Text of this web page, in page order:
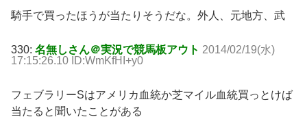
騎手で買ったほうが当たりそうだな。外人、元地方、武
330: 名無しさん＠実況で競馬板アウト 2014/02/19(水)
17:15:26.10 ID:WmKfHI+y0
フェブラリーSはアメリカ血統か芝マイル血統買っとけば
当たると聞いたことがある